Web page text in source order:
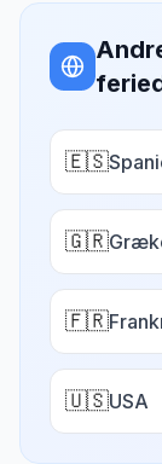
🇪🇸
🇬🇷
🇫🇷
🇺🇸USA